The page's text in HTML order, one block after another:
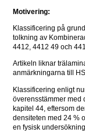
Motivering:
Klassificering på
tolkning av
4412, 4412 49 och
Artikeln liknar
anmärkningarna till
Klassificering enligt
överensstämmer med
kapitel 44, eftersom
densiteten med 24 %
en fysisk